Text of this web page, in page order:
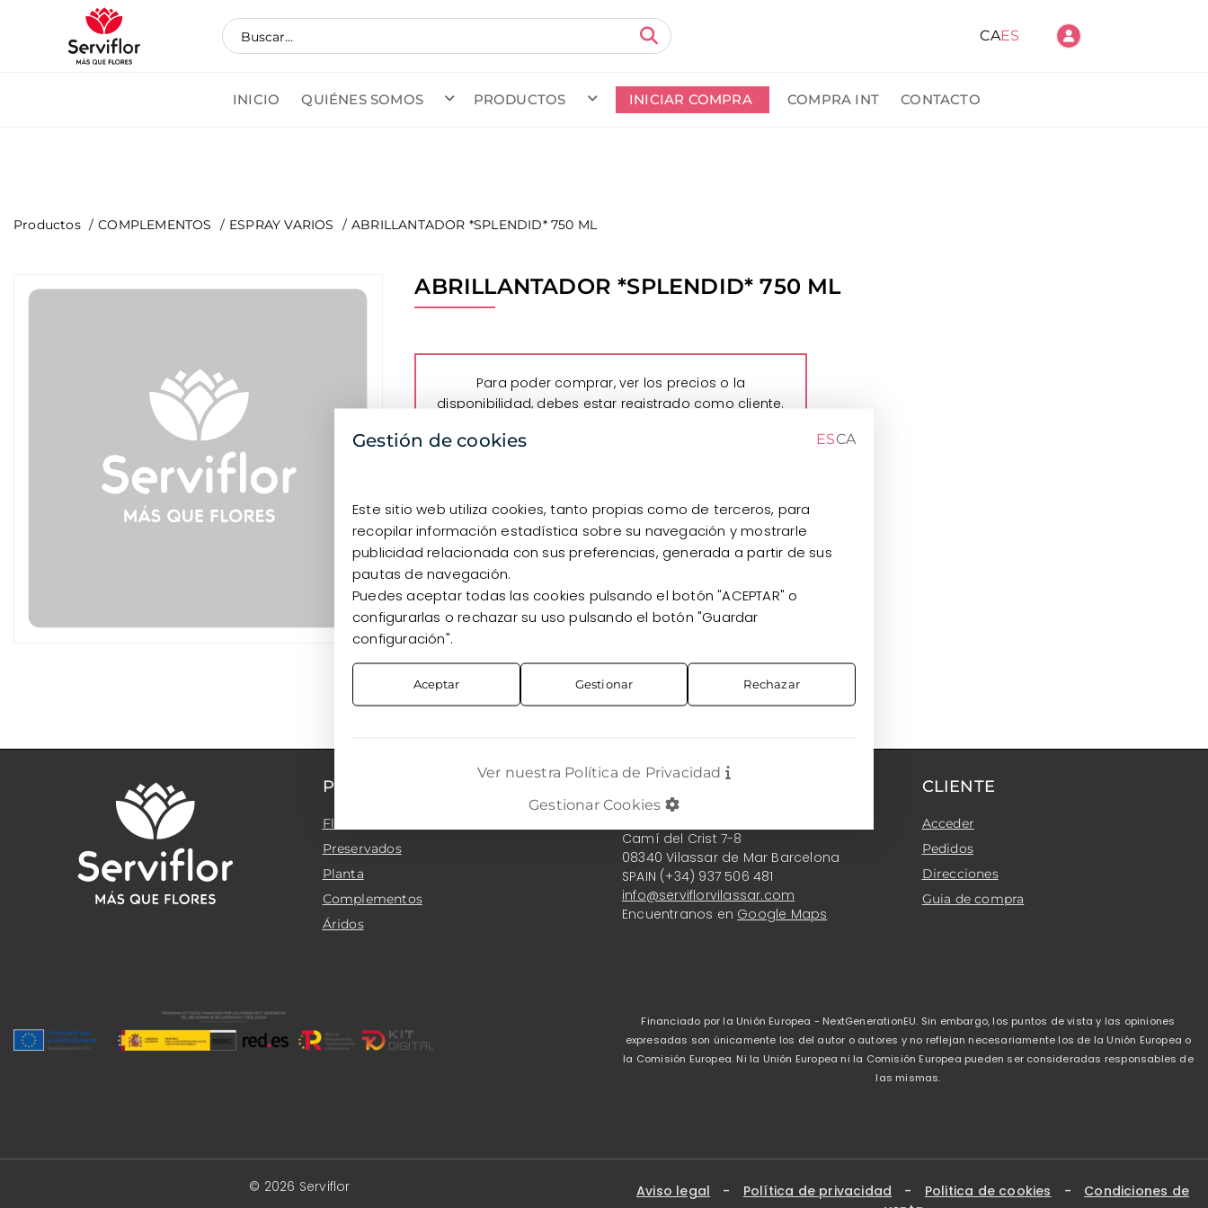
CAES
INICIO QUIÉNES SOMOS PRODUCTOS INICIAR COMPRA COMPRA INT CONTACTO
Productos COMPLEMENTOS ESPRAY VARIOS ABRILLANTADOR *SPLENDID* 750 ML
ABRILLANTADOR *SPLENDID* 750 ML
Para poder comprar, ver los precios o la
disponibilidad, debes estar registrado como cliente.
Quiero registrarme
Gestión de cookies ESCA
Este sitio web utiliza cookies, tanto propias como de terceros, para
recopilar información estadística sobre su navegación y mostrarle
publicidad relacionada con sus preferencias, generada a partir de sus
pautas de navegación.
Puedes aceptar todas las cookies pulsando el botón "ACEPTAR" o
configurarlas o rechazar su uso pulsando el botón "Guardar
configuración".
Aceptar Gestionar Rechazar
Ver nuestra Política de Privacidad
Gestionar Cookies
PRODUCTOS
Flor cortada
Preservados
Planta
Complementos
Áridos
Camí del Crist 7-8
08340 Vilassar de Mar Barcelona
SPAIN (+34) 937 506 481
info@serviflorvilassar.com
Encuentranos en Google Maps
CLIENTE
Acceder
Pedidos
Direcciones
Guia de compra
Financiado por la Unión Europea - NextGenerationEU. Sin embargo, los puntos de vista y las opiniones
expresadas son únicamente los del autor o autores y no reflejan necesariamente los de la Unión Europea o
la Comisión Europea. Ni la Unión Europea ni la Comisión Europea pueden ser consideradas responsables de
las mismas.
© 2026 Serviflor Aviso legal - Política de privacidad - Politica de cookies -
Condiciones de